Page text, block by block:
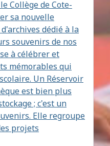
Collège de Cote-
sa nouvelle
dédié à la
souvenirs de nos
à célébrer et
mémorables qui
Un Réservoir
est bien plus
; c'est un
Elle regroupe
projets